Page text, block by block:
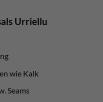
Urriellu
wie Kalk
Seams